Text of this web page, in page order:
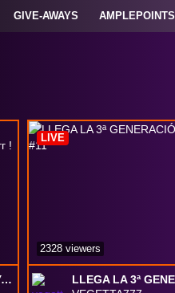
GIVE-AWAYS AMPLEPOINTS
Я СДЕЛАЮ ЭТО!!!!! БОМБА СИНГУЛЯРНОСТИ ФРИКЛЕНД / день 184 / !тг !дс
LIVE
2328 viewers